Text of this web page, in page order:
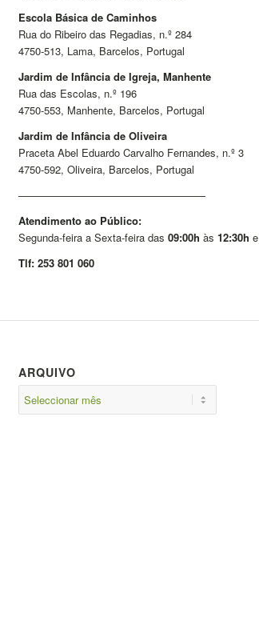
Escola Básica de Caminhos
Rua do Ribeiro das Regadias, n.º 284
4750-513, Lama, Barcelos, Portugal
Jardim de Infância de Igreja, Manhente
Rua das Escolas, n.º 196
4750-553, Manhente, Barcelos, Portugal
Jardim de Infância de Oliveira
Praceta Abel Eduardo Carvalho Fernandes, n.º 3
4750-592, Oliveira, Barcelos, Portugal
——————————————————
Atendimento ao Público:
Segunda-feira a Sexta-feira das09:00h às12:30h
Tlf: 253 801 060
ARQUIVO